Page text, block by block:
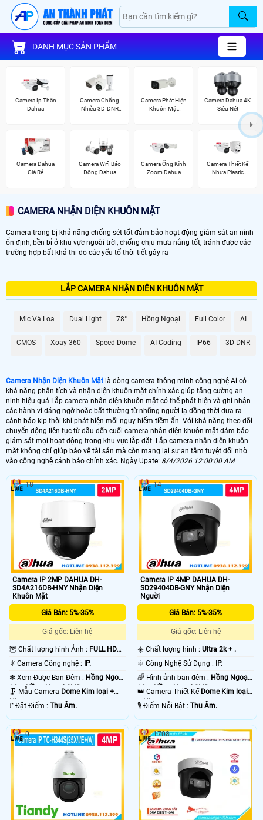
DANH MỤC SẢN PHẨM
Camera Ip Thân
Dahua
Camera Chống
Nhiễu 3D-DNR
Camera Phát Hiện
Khuôn Mặt
Camera Dahua 4K
Siêu Nét
Camera Dahua
Giá Rẻ
Camera Wifi Báo
Động Dahua
Camera Ống Kính
Zoom Dahua
Camera Thiết Kế
Nhựa Plastic
CAMERA NHẬN DIỆN KHUÔN MẶT
Camera trang bị khả năng chống sét tốt đảm bảo hoạt động giám sát an ninh
ổn định, bền bỉ ở khu vực ngoài trời, chống chịu mưa nắng tốt, tránh được các
trường hợp bất khả thi do các yếu tố thời tiết gây ra
LẮP CAMERA NHẬN DIÊN KHUÔN MẶT
Mic Và Loa Dual Light 78° Hồng Ngoại Full Color AI
CMOS Xoay 360 Speed Dome AI Coding IP66 3D DNR
Camera Nhận Diện Khuôn Mặt là dòng camera thông minh công nghệ Ai có
khả năng phân tích và nhận diện khuôn mặt chính xác giúp tăng cường an
ninh hiệu quả.Lắp camera nhận diện khuôn mặt có thể phát hiện và ghi nhận
các hành vi đáng ngờ hoặc bất thường từ những người lạ đồng thời đưa ra
cảnh báo kịp thời khi phát hiện mối nguy hiểm tiềm ẩn. Với khả năng theo dõi
chuyển động liên tục từ đầu đến cuối camera nhận diện khuôn mặt đảm bảo
giám sát mọi hoạt động trong khu vực lắp đặt. Lắp camera nhận diện khuôn
mặt không chỉ giúp bảo vệ tài sản mà còn mang lại sự an tâm tuyệt đối nhờ
vào công nghệ cảnh báo chính xác. Ngày Upate: 8/4/2026 12:00:00 AM
Camera IP 2MP DAHUA DH-
SD4A216DB-HNY Nhận Diện
Khuôn Mặt
Giá Bán: 5%-35%
Giá gốc: Liên hệ
🦉 Chất lượng hình Ảnh : FULL HD
1080P .
✳️ Camera Công nghệ :
IP.
❃ Xem Được Ban Đêm : Hồng Ngoại
10m Hồng Ngoại SMD.
🗜️ Mẫu Camera Dome Kim loại +
Nhựa.
️₤ Đặt Điểm : Thu Âm.
18
Camera IP 4MP DAHUA DH-
SD29404DB-GNY Nhận Diện
Người
Giá Bán: 5%-35%
Giá gốc: Liên hệ
☀️ Chất lượng hình :Ultra 2k + .
⚛️ Công Nghệ Sử Dụng :
IP.
🌈 Hình ảnh ban đêm : Hồng Ngoại
10m Hồng Ngoại SMD.
👑 Camera Thiết Kế Dome Kim loại
+ Nhựa.
️🎙 Điểm Nỗi Bật :Thu Âm.
14
0 1708